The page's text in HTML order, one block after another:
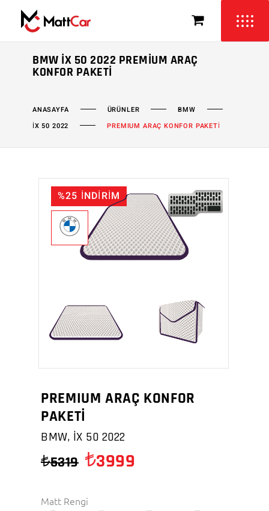
BMW İX 50 2022 PREMIUM ARAÇ
KONFOR PAKETI
ANASAYFA ÜRÜNLER
BMW
İX 50 2022
PREMIUM ARAÇ KONFOR PAKETİ
%25 İNDİRİM
PREMIUM ARAÇ KONFOR
PAKETİ
BMW, İX 50 2022
5319 3999
Matt Rengi